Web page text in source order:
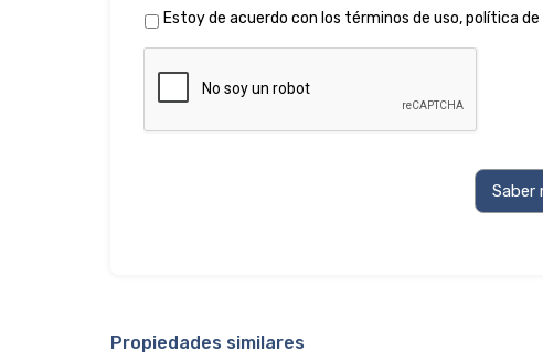
Estoy de acuerdo con los términos de uso,política de
Propiedades similares